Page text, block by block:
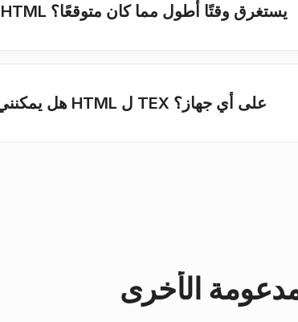
ما الذي يجعل التحويل HTML يستغرق وقتًا أطول مما كان متوقعًا؟
هل يمكنني استخدام هذا المحول HTML ل TEX على أي جهاز؟
الأخرى